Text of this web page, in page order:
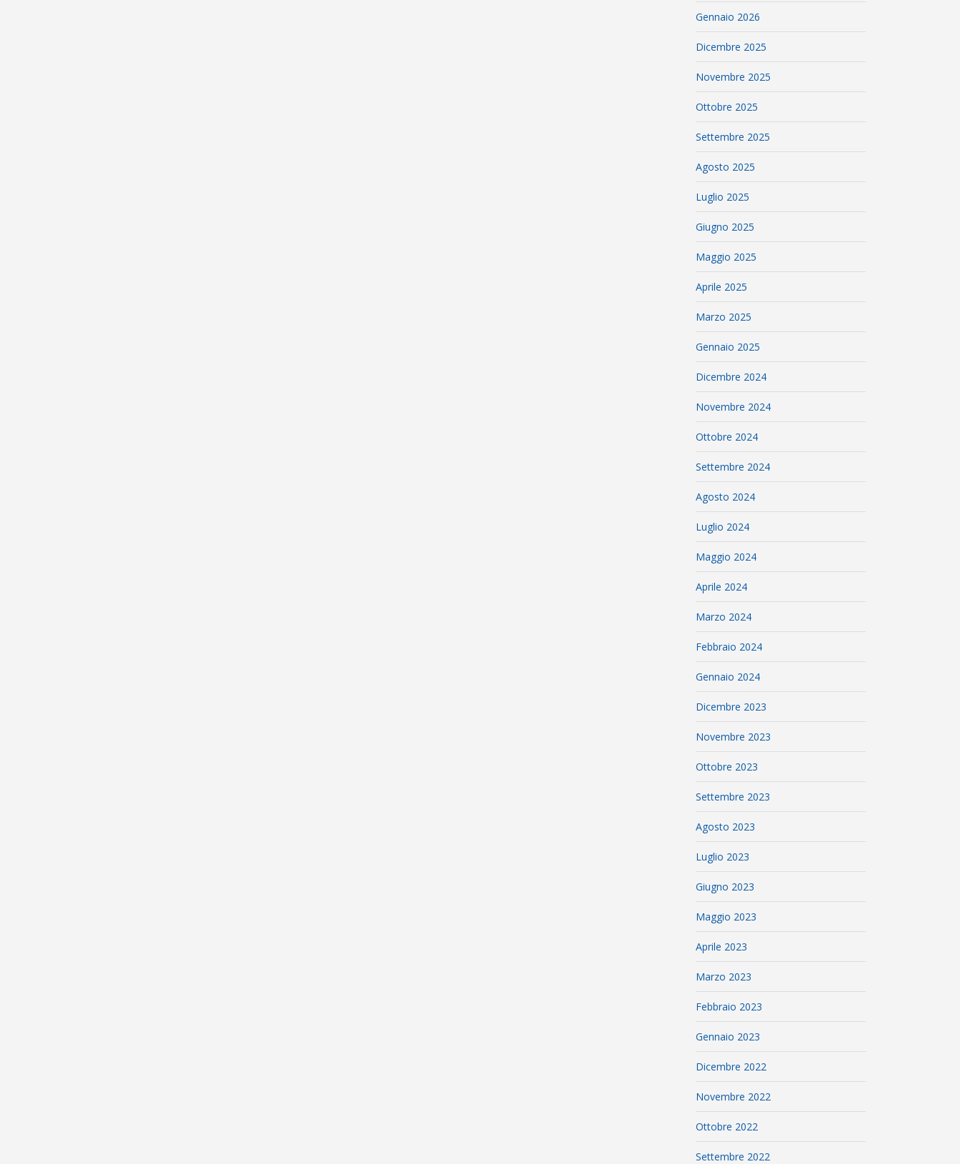
Gennaio 2026
Dicembre 2025
Novembre 2025
Ottobre 2025
Settembre 2025
Agosto 2025
Luglio 2025
Giugno 2025
Maggio 2025
Aprile 2025
Marzo 2025
Gennaio 2025
Dicembre 2024
Novembre 2024
Ottobre 2024
Settembre 2024
Agosto 2024
Luglio 2024
Maggio 2024
Aprile 2024
Marzo 2024
Febbraio 2024
Gennaio 2024
Dicembre 2023
Novembre 2023
Ottobre 2023
Settembre 2023
Agosto 2023
Luglio 2023
Giugno 2023
Maggio 2023
Aprile 2023
Marzo 2023
Febbraio 2023
Gennaio 2023
Dicembre 2022
Novembre 2022
Ottobre 2022
Settembre 2022